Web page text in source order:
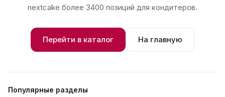
nextcake более 3400 позиций для кондитеров.
Перейти в каталог На главную
Популярные разделы